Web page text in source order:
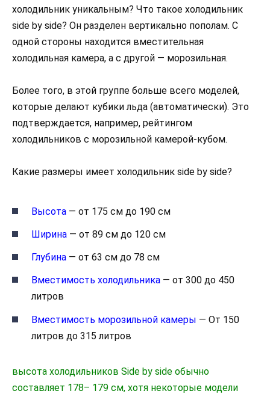
холодильник уникальным? Что такое холодильник
side by side? Он разделен вертикально пополам. С
одной стороны находится вместительная
холодильная камера, а с другой — морозильная.
Более того, в этой группе больше всего моделей,
которые делают кубики льда (автоматически). Это
подтверждается, например, рейтингом
холодильников с морозильной камерой-кубом.
Какие размеры имеет холодильник side by side?
Высота — от 175 см до 190 см
Ширина — от 89 см до 120 см
Глубина — от 63 см до 78 см
Вместимость холодильника — от 300 до 450
литров
Вместимость морозильной камеры — От 150
литров до 315 литров
высота холодильников Side by side обычно
составляет 178– 179 см, хотя некоторые модели